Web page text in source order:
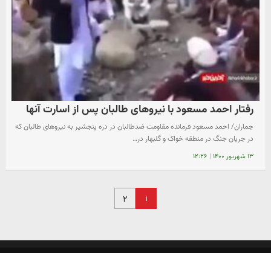
رفتار احمد مسعود با نیروهای طالبان پس از اسارت آنها
جماران/ احمد مسعود فرمانده مقاومت ضدطالبان در دره پنجشیر به نیروهای طالبان که
در جریان جنگ در منطقه خواک و گلبهار در…
۱۳ شهریور ۱۴۰۰ | ۱۲:۲۶
۱ ۲